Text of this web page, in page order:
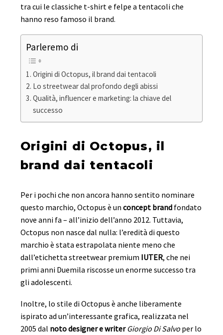
tra cui le classiche t-shirt e felpe a tentacoli che
hanno reso famoso il brand.
Parleremo di
Origini di Octopus, il brand dai tentacoli
Lo streetwear dal profondo degli abissi
Qualità, influencer e marketing: la chiave del
successo
Origini di Octopus, il
brand dai tentacoli
Per i pochi che non ancora hanno sentito nominare
questo marchio, Octopus è un concept brand fondato
nove anni fa – all’inizio dell’anno 2012. Tuttavia,
Octopus non nasce dal nulla: l’eredità di questo
marchio è stata estrapolata niente meno che
dall’etichetta streetwear premium IUTER, che nei
primi anni Duemila riscosse un enorme successo tra
gli adolescenti.
Inoltre, lo stile di Octopus è anche liberamente
ispirato ad un’interessante grafica, realizzata nel
2005 dal noto designer e writer Giorgio Di Salvo per lo